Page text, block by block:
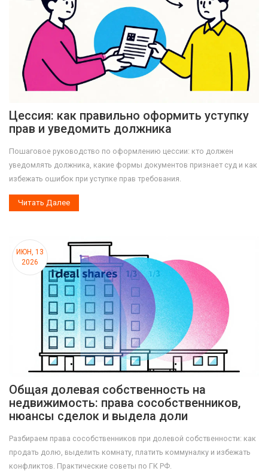
Цессия: как правильно оформить уступку
прав и уведомить должника
Пошаговое руководство по оформлению цессии: кто должен
уведомлять должника, какие формы документов признает суд и как
избежать ошибок при уступке прав требования.
Читать Далее
ИЮН, 13
2026
Общая долевая собственность на
недвижимость: права сособственников,
нюансы сделок и выдела доли
Разбираем права сособственников при долевой собственности: как
продать долю, выделить комнату, платить коммуналку и избежать
конфликтов. Практические советы по ГК РФ.